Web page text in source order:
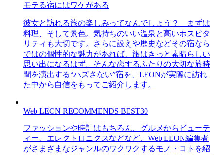
モテる宿にはワケがある
彼女と訪れる旅の楽しみってなんでしょう？ まずは
料理、そして景色。気持ちのいい温泉と高いホスピタ
リティも大切です。さらに設えや歴史などその宿なら
ではの個性的な魅力があれば、旅はきっと素晴らしい
思い出になるはず。そんな恋するふたりの大切な旅時
間を演出する“ハズさない”宿を、LEONが実際に訪れ
た中から自信をもってご紹介します。
Web LEON RECOMMENDS BEST30
ファッションや時計はもちろん、グルメからビューテ
ィー、エレクトロニクスなどなど、Web LEON編集者
がさまざまなジャンルのワクワクするモノ・コトを紹